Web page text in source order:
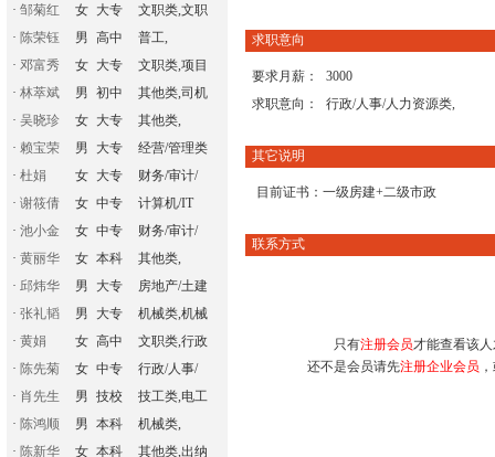
· 邹菊红 女 大专
文职类,文职
· 陈荣钰 男 高中
普工,
· 邓富秀 女 大专
文职类,项目
· 林萃斌 男 初中
其他类,司机
· 吴晓珍 女 大专
其他类,
· 赖宝荣 男 大专
经营/管理类
· 杜娟 女 大专
财务/审计/
· 谢筱倩 女 中专
计算机/IT
· 池小金 女 中专
财务/审计/
· 黄丽华 女 本科
其他类,
· 邱炜华 男 大专
房地产/土建
· 张礼韬 男 大专
机械类,机械
· 黄娟 女 高中
文职类,行政
· 陈先菊 女 中专
行政/人事/
· 肖先生 男 技校
技工类,电工
· 陈鸿顺 男 本科
机械类,
· 陈新华 女 本科
其他类,出纳
求职意向
要求月薪：
3000
求职意向：
行政/人事/人力资源类,
其它说明
目前证书：一级房建+二级市政
联系方式
只有注册会员才能查看该
还不是会员请先注册企业会员